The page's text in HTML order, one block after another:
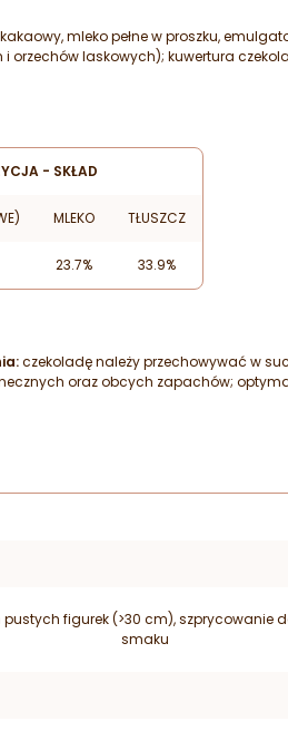
kakaowy, mleko pełne w proszku,
orzechów laskowych); kuwertura
- SKŁAD
MLEKO TŁUSZCZ
23.7% 33.9%
czekoladę należy przechowywać w
oraz obcych zapachów;
figurek (>30 cm), szprycowanie
smaku